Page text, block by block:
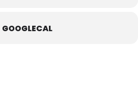
GOOGLECAL